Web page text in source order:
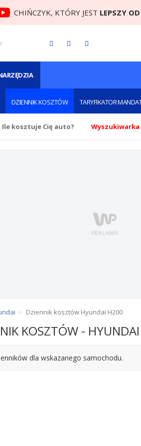
CHIŃCZYK, KTÓRY JEST LEPSZY
DZIENNIK KOSZTÓW TARYFIKATOR
Ile kosztuje Cię auto?
Dziennik kosztów Hyundai H200
KOSZTÓW -
dla wskazanego samochodu.